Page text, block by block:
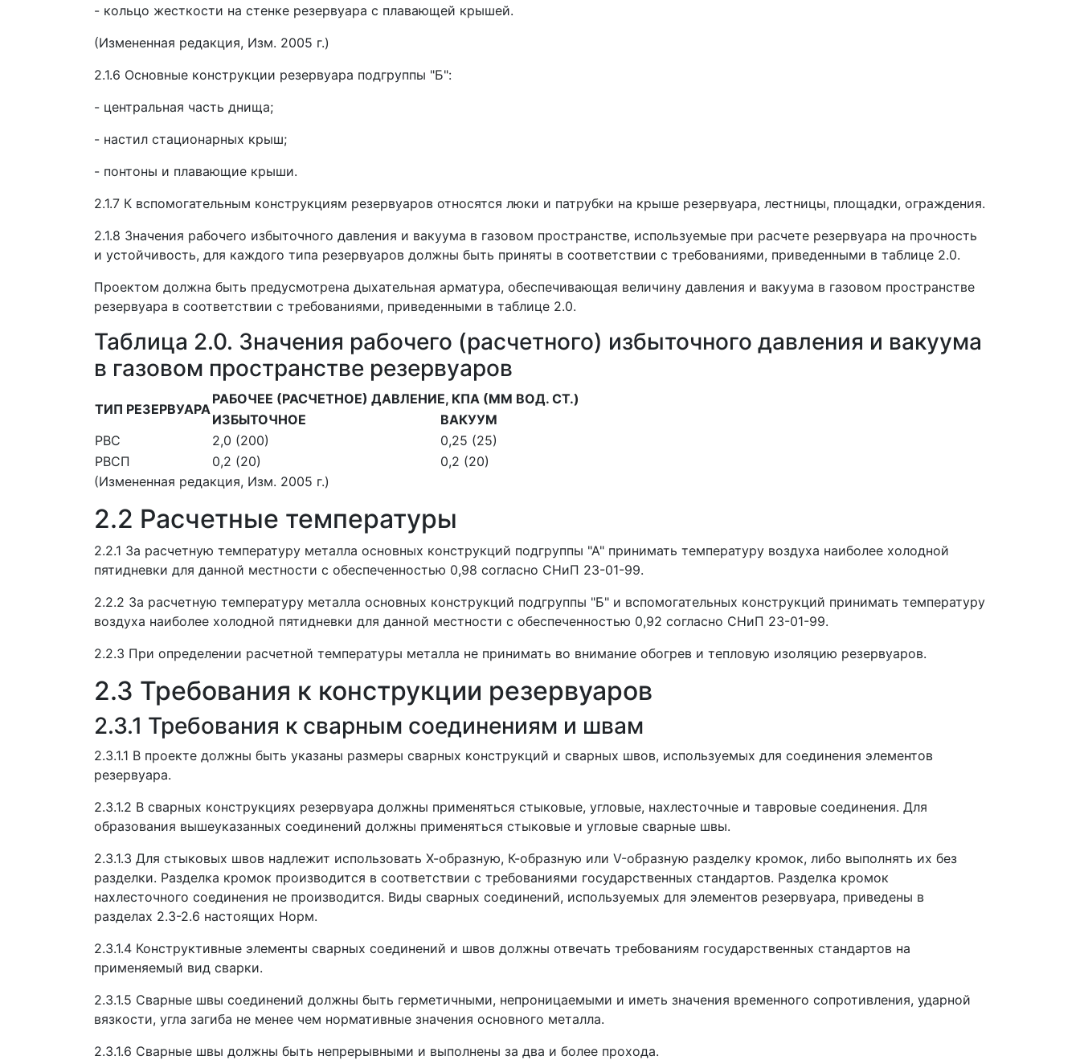
- кольцо жесткости на стенке резервуара с плавающей крышей.
(Измененная редакция, Изм. 2005 г.)
2.1.6 Основные конструкции резервуара подгруппы "Б":
- центральная часть днища;
- настил стационарных крыш;
- понтоны и плавающие крыши.
2.1.7 К вспомогательным конструкциям резервуаров относятся люки и патрубки на крыше резервуара, лестницы, площадки, ограждения.
2.1.8 Значения рабочего избыточного давления и вакуума в газовом пространстве, используемые при расчете резервуара на прочность
и устойчивость, для каждого типа резервуаров должны быть приняты в соответствии с требованиями, приведенными в таблице 2.0.
Проектом должна быть предусмотрена дыхательная арматура, обеспечивающая величину давления и вакуума в газовом пространстве
резервуара в соответствии с требованиями, приведенными в таблице 2.0.
Таблица 2.0. Значения рабочего (расчетного) избыточного давления и вакуума
в газовом пространстве резервуаров
ТИП РЕЗЕРВУАРА
РАБОЧЕЕ (РАСЧЕТНОЕ) ДАВЛЕНИЕ, КПА (ММ ВОД. СТ.)
ИЗБЫТОЧНОЕ
ВАКУУМ
РВС
2,0 (200)
0,25 (25)
РВСП
0,2 (20)
0,2 (20)
(Измененная редакция, Изм. 2005 г.)
2.2 Расчетные температуры
2.2.1 За расчетную температуру металла основных конструкций подгруппы "А" принимать температуру воздуха наиболее холодной
пятидневки для данной местности с обеспеченностью 0,98 согласно СНиП 23-01-99.
2.2.2 За расчетную температуру металла основных конструкций подгруппы "Б" и вспомогательных конструкций принимать температуру
воздуха наиболее холодной пятидневки для данной местности с обеспеченностью 0,92 согласно СНиП 23-01-99.
2.2.3 При определении расчетной температуры металла не принимать во внимание обогрев и тепловую изоляцию резервуаров.
2.3 Требования к конструкции резервуаров
2.3.1 Требования к сварным соединениям и швам
2.3.1.1 В проекте должны быть указаны размеры сварных конструкций и сварных швов, используемых для соединения элементов
резервуара.
2.3.1.2 В сварных конструкциях резервуара должны применяться стыковые, угловые, нахлесточные и тавровые соединения. Для
образования вышеуказанных соединений должны применяться стыковые и угловые сварные швы.
2.3.1.3 Для стыковых швов надлежит использовать Х-образную, К-образную или V-образную разделку кромок, либо выполнять их без
разделки. Разделка кромок производится в соответствии с требованиями государственных стандартов. Разделка кромок
нахлесточного соединения не производится. Виды сварных соединений, используемых для элементов резервуара, приведены в
разделах 2.3-2.6 настоящих Норм.
2.3.1.4 Конструктивные элементы сварных соединений и швов должны отвечать требованиям государственных стандартов на
применяемый вид сварки.
2.3.1.5 Сварные швы соединений должны быть герметичными, непроницаемыми и иметь значения временного сопротивления, ударной
вязкости, угла загиба не менее чем нормативные значения основного металла.
2.3.1.6 Сварные швы должны быть непрерывными и выполнены за два и более прохода.